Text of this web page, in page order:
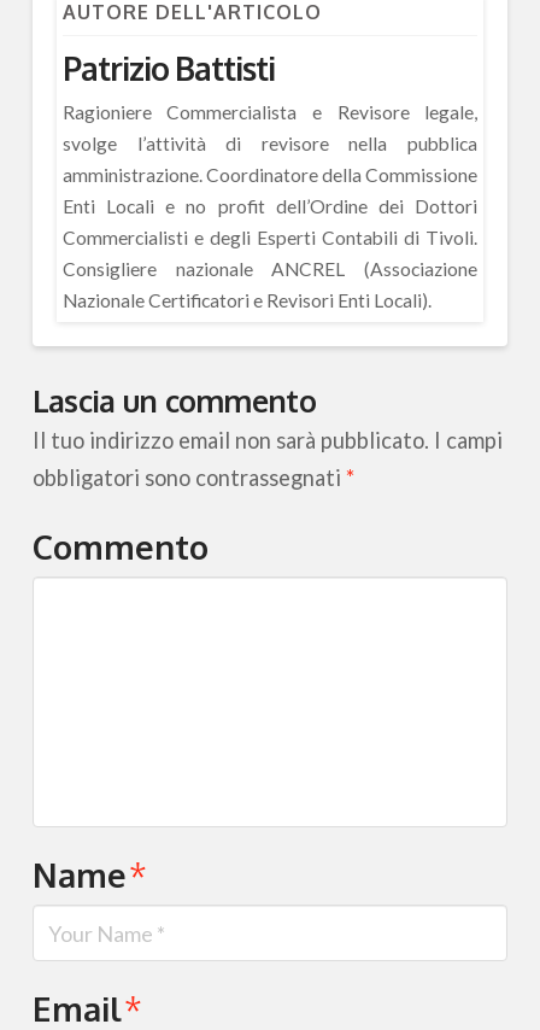
AUTORE DELL'ARTICOLO
Patrizio Battisti
Ragioniere Commercialista e Revisore legale,
svolge l’attività di revisore nella pubblica
amministrazione. Coordinatore della Commissione
Enti Locali e no profit dell’Ordine dei Dottori
Commercialisti e degli Esperti Contabili di Tivoli.
Consigliere nazionale ANCREL (Associazione
Nazionale Certificatori e Revisori Enti Locali).
Lascia un commento
Il tuo indirizzo email non sarà pubblicato. I campi
obbligatori sono contrassegnati *
Commento
Name*
Email*